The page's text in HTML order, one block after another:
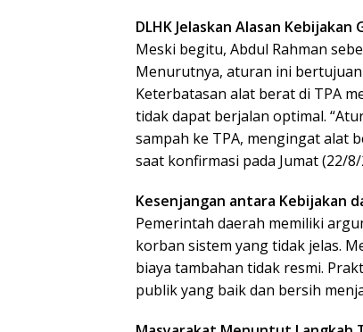
DLHK Jelaskan Alasan Kebijakan
Meski begitu, Abdul Rahman
Menurutnya, aturan ini
Keterbatasan alat berat di TPA
tidak dapat berjalan optimal.
sampah ke TPA, mengingat alat
saat konfirmasi pada Jumat (22/8/
Kesenjangan antara Kebijakan
Pemerintah daerah memiliki
korban sistem yang tidak jelas.
biaya tambahan tidak resmi.
publik yang baik dan bersih